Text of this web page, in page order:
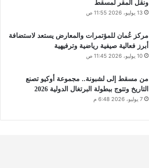
ونقل المقر لمسقط
13 يوليو، 2026 11:55 ص
مركز عُمان للمؤتمرات والمعارض يستعد لاستضافة
أبرز فعالية صيفية رياضية وترفيهية
10 يوليو، 2026 11:45 ص
من مسقط إلى لشبونة.. مجموعة أوكيو تصنع
التاريخ وتتوج ببطولة البرتغال الدولية 2026
7 يوليو، 2026 6:48 م